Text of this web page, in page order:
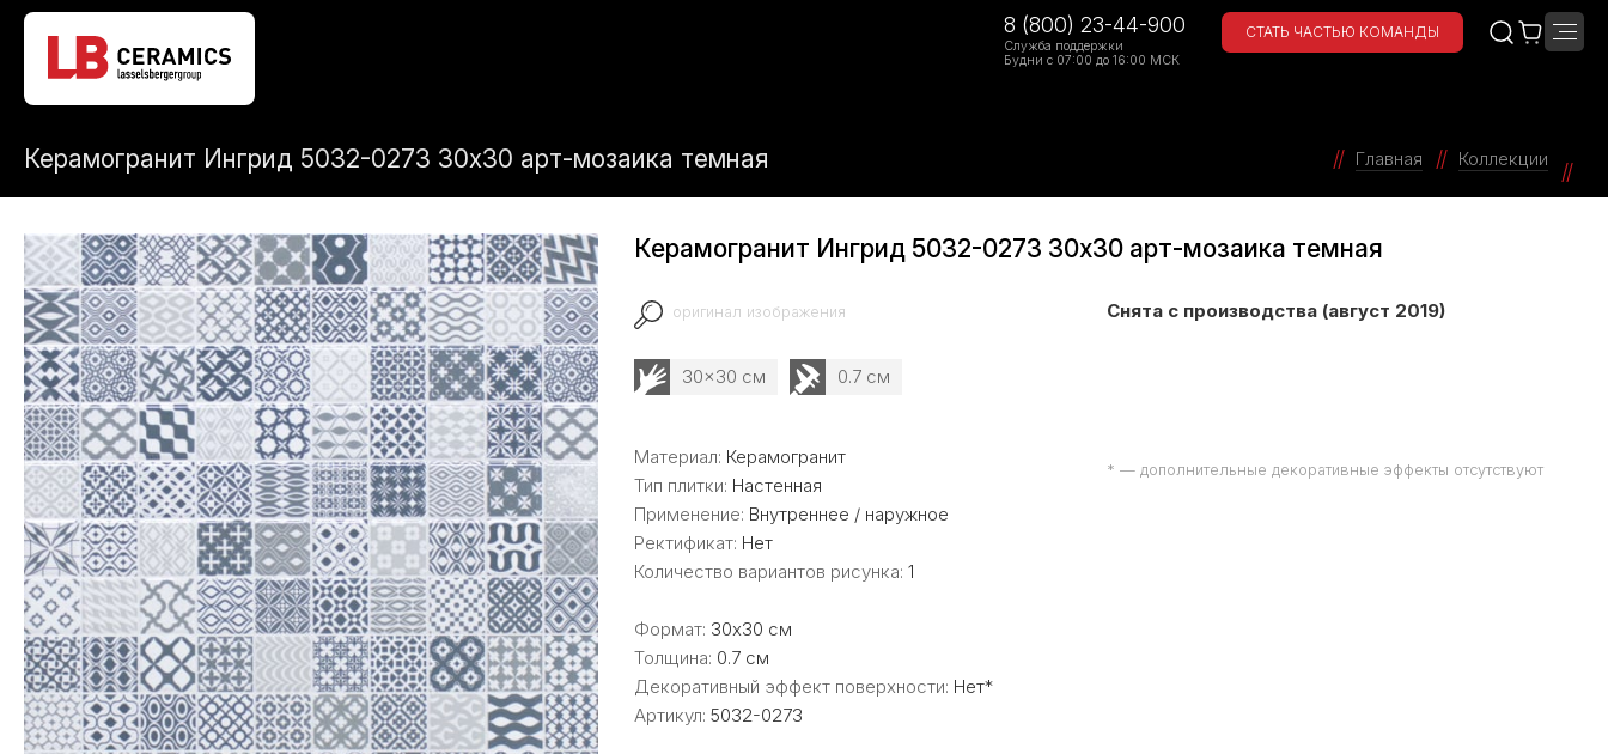
8 (800) 23-44-900
Служба поддержки
Будни с 07:00 до 16:00 МСК
СТАТЬ ЧАСТЬЮ КОМАНДЫ
Керамогранит Ингрид 5032-0273 30х30 арт-мозаика темная Главная Коллекции
Керамогранит Ингрид 5032-0273 30х30 арт-мозаика темная
оригинал изображения
30x30 см 0.7 см
Снята с производства (август 2019)
Материал: Керамогранит
Тип плитки: Настенная
Применение: Внутреннее / наружное
Ректификат: Нет
Количество вариантов рисунка: 1
Формат: 30x30 см
Толщина: 0.7 см
Декоративный эффект поверхности: Нет*
Артикул: 5032-0273
* — дополнительные декоративные эффекты отсутствуют